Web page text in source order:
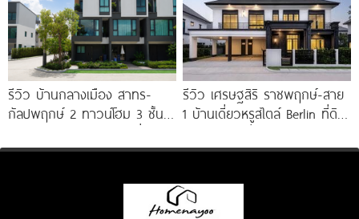
รีวิว บ้านกลางเมือง สาทร-
กัลปพฤกษ์ 2 ทาวน์โฮม 3 ชั้น
สาทร เพียง
รีวิว เศรษฐสิริ ราชพฤกษ์-สาย
1 บ้านเดี่ยวหรูสไตล์ Berlin ที่ดิน